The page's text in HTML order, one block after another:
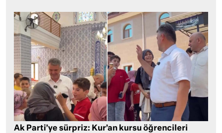
Ak Parti’ye sürpriz: Kur’an kursu öğrencileri